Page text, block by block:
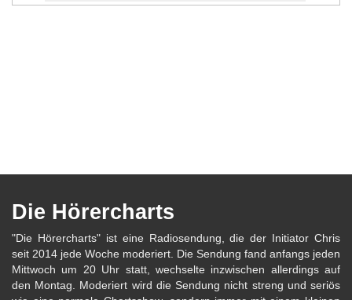
Die Hörercharts
"Die Hörercharts" ist eine Radiosendung, die der Initiator Chris
seit 2014 jede Woche moderiert. Die Sendung fand anfangs jeden
Mittwoch um 20 Uhr statt, wechselte inzwischen allerdings auf
den Montag. Moderiert wird die Sendung nicht streng und seriös